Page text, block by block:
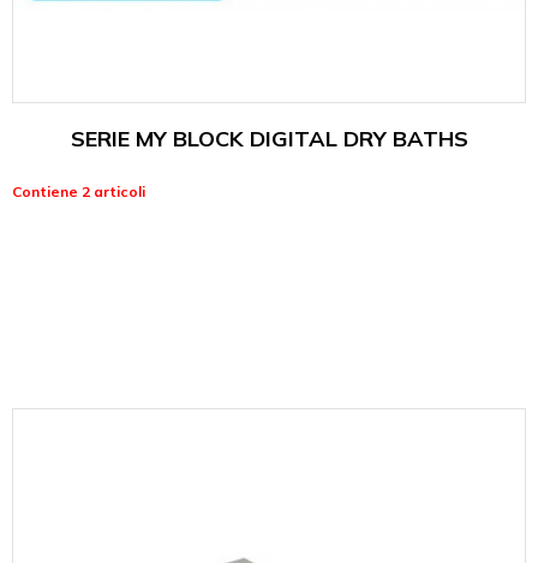
SERIE MY BLOCK DIGITAL DRY BATHS
Contiene 2 articoli